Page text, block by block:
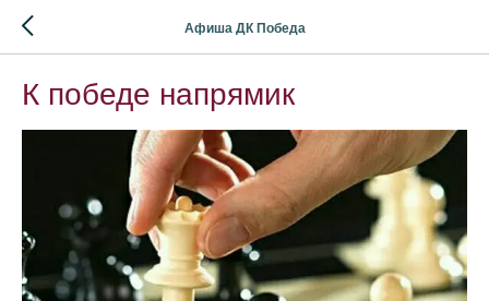
Афиша ДК Победа
К победе напрямик